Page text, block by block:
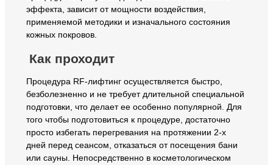
эффекта, зависит от мощности воздействия,
применяемой методики и изначального состояния
кожных покровов.
Как проходит
Процедура RF-лифтинг осуществляется быстро,
безболезненно и не требует длительной специальной
подготовки, что делает ее особенно популярной. Для
того чтобы подготовиться к процедуре, достаточно
просто избегать перегревания на протяжении 2-х
дней перед сеансом, отказаться от посещения бани
или сауны. Непосредственно в косметологическом